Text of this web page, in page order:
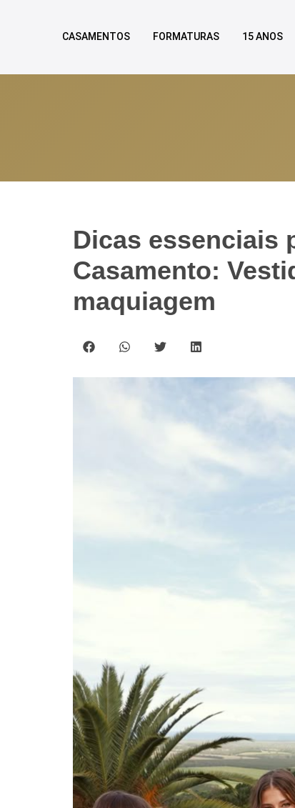
CASAMENTOS FORMATURAS 15 ANOS
Dicas essenciais
Casamento:
maquiagem